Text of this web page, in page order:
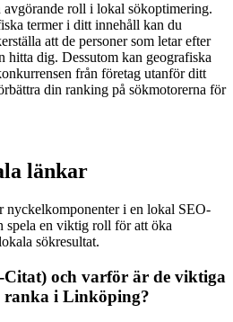
avgörande roll i lokal sökoptimering.
termer i ditt innehåll kan du
att de personer som letar efter
hitta dig. Dessutom kan geografiska
från företag utanför ditt
din ranking på sökmotorerna för
länkar
nyckelkomponenter i en lokal SEO-
spela en viktig roll för att öka
sökresultat.
Citat) och varför är de viktiga
ranka i Linköping?